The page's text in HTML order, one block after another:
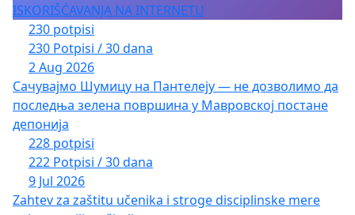
ISKORIŠĆAVANJA NA INTERNETU
230 potpisi
230 Potpisi / 30 dana
2 Aug 2026
Сачувајмо Шумицу на Пантелеју — не дозволимо да
последња зелена површина у Мавровској постане
депонија
228 potpisi
222 Potpisi / 30 dana
9 Jul 2026
Zahtev za zaštitu učenika i stroge disciplinske mere